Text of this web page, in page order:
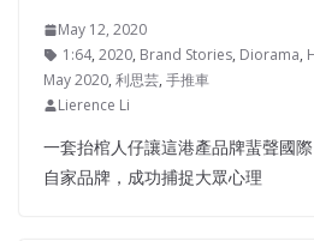
May 12, 2020
1:64, 2020, Brand Stories, Diorama,
May 2020, 利思芸, 手推車
Lierence Li
一套抬棺人仔讓這港產品牌蜚聲國
自家品牌，成功捕捉大眾心理